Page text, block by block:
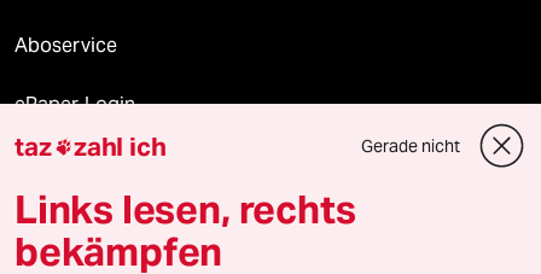
Aboservice
ePaper Login
Downloads für Abonnierende
taz zahl ich Gerade nicht
Links lesen, rechts
bekämpfen